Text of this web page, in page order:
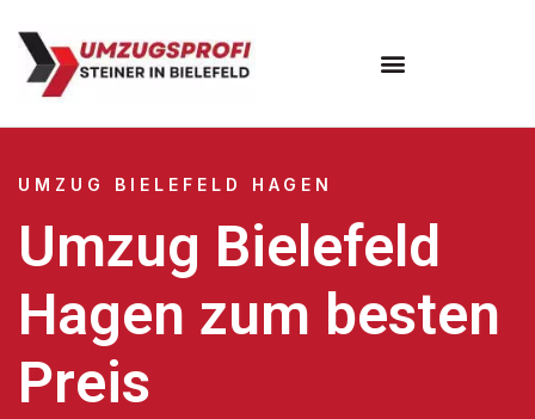
UMZUG BIELEFELD HAGEN
Umzug Bielefeld
Hagen zum besten
Preis